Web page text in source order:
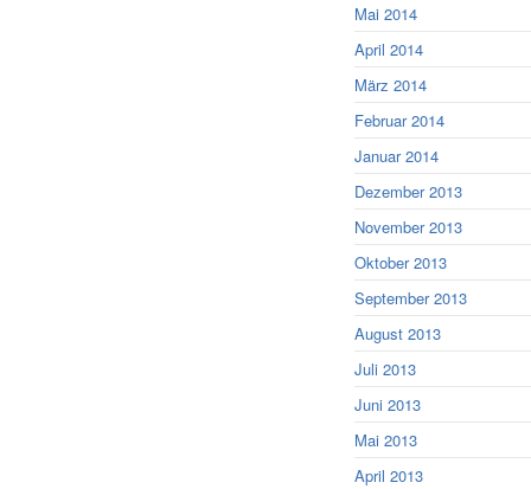
Mai 2014
April 2014
März 2014
Februar 2014
Januar 2014
Dezember 2013
November 2013
Oktober 2013
September 2013
August 2013
Juli 2013
Juni 2013
Mai 2013
April 2013